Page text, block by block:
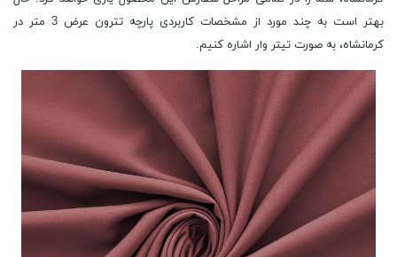
بهتر است به چند مورد از مشخصات کاربردی پارچه تترون عرض 3 متر در
کرمانشاه، به صورت تیتر وار اشاره کنیم.